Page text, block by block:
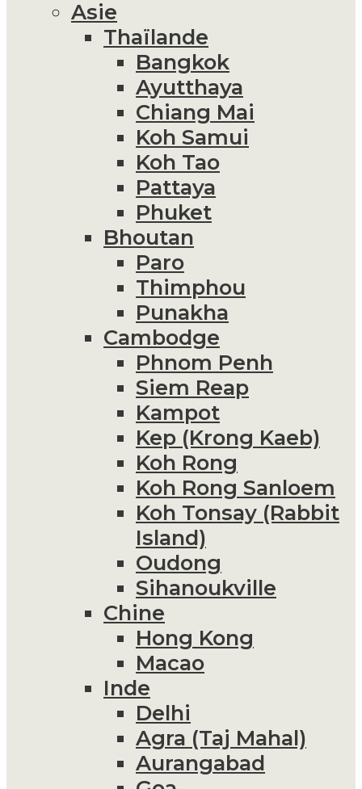
Asie
Thaïlande
Bangkok
Ayutthaya
Chiang Mai
Koh Samui
Koh Tao
Pattaya
Phuket
Bhoutan
Paro
Thimphou
Punakha
Cambodge
Phnom Penh
Siem Reap
Kampot
Kep (Krong Kaeb)
Koh Rong
Koh Rong Sanloem
Koh Tonsay (Rabbit
Island)
Oudong
Sihanoukville
Chine
Hong Kong
Macao
Inde
Delhi
Agra (Taj Mahal)
Aurangabad